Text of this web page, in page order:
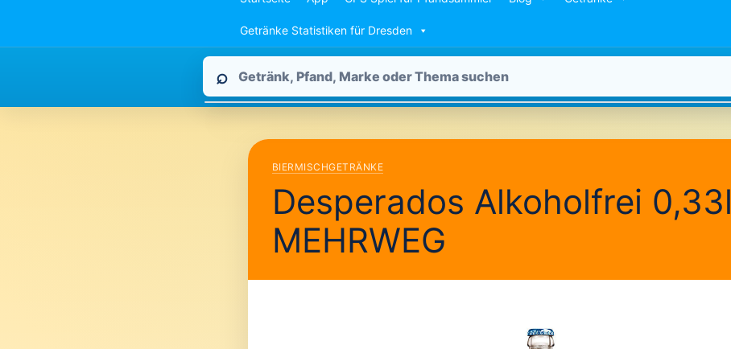
Getränke Statistiken für Dresden
Pfandpirat
durchsuchen
⌕
BIERMISCHGETRÄNKE
Desperados Alkoholfrei 0,33l
MEHRWEG